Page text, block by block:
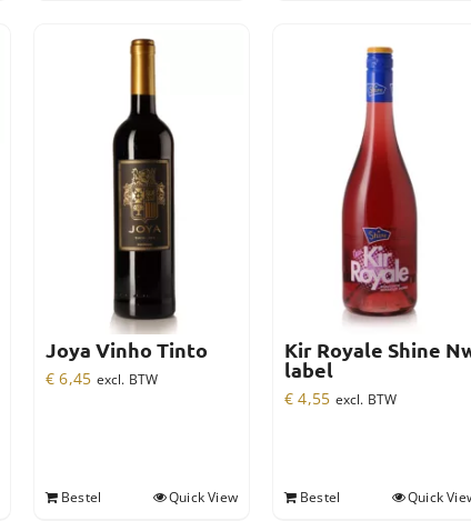
Joya Vinho Tinto
€ 6,45 excl. BTW
Bestel Quick View
Kir Royale Shine
label
€ 4,55 excl. BTW
Bestel Quick